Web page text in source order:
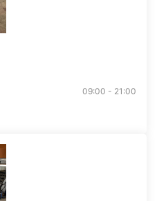
09:00 - 21:00